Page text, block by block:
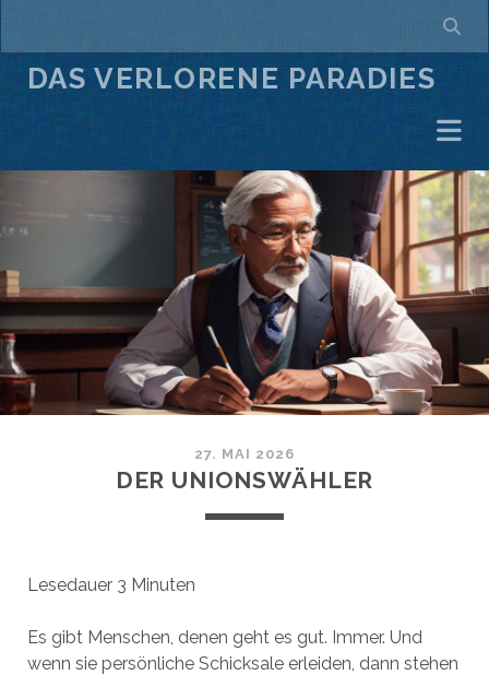
DAS VERLORENE PARADIES
27. MAI 2026
DER UNIONSWÄHLER
Lesedauer 3 Minuten
Es gibt Menschen, denen geht es gut. Immer. Und
wenn sie persönliche Schicksale erleiden, dann stehen